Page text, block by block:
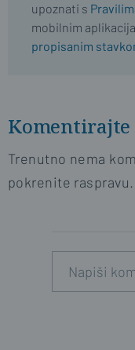
upoznati s
mobilnim
propisanim
Trenutno nema
pokrenite raspravu.